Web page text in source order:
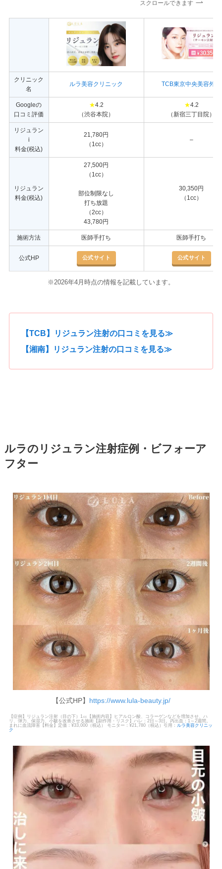
スクロールできます
クリニック
名
ルラ美容クリニック TCB東京中央美容外科
Googleの
口コミ評価
★4.2
（渋谷本院）
★4.2
（新宿三丁目院）
リジュラン
i
料金(税込)
21,780円
（1cc）
–
リジュラン
料金(税込)
27,500円
（1cc）
部位制限なし
打ち放題
（2cc）
43,780円
30,350円
（1cc）
施術方法 医師手打ち 医師手打ち
公式HP 公式サイト 公式サイト
※2026年4月時点の情報を記載しています。
【TCB】リジュラン注射の口コミを見る≫
【湘南】リジュラン注射の口コミを見る≫
ルラのリジュラン注射症例・ビフォーア
フター
【公式HP】 https://www.lula-beauty.jp/
【症例】リジュラン注射（目の下）1㏄【施術内容】ヒアルロン酸、コラーゲンなどを増加させ、ハ
リ、弾力、保湿力、小皺を改善させる施術【副作用・リスク】ハレ：2日～3日。内出血：1～2週間。
まれに血流障害【料金】定価：¥33,000（税込） モニター：¥21,780（税込）引用： ルラ美容クリニッ
ク